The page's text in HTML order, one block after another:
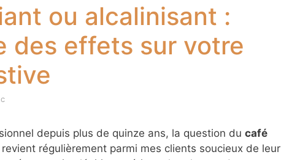
ou alcalinisant :
des effets sur votre
depuis plus de quinze ans, la question du café
revient régulièrement parmi mes clients soucieux de leur